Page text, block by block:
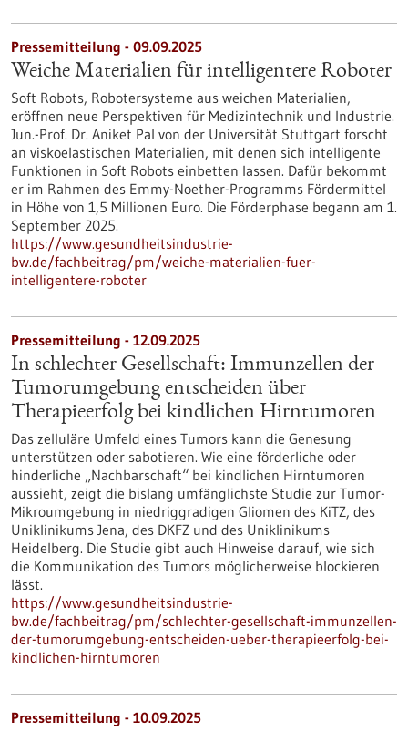
Pressemitteilung - 09.09.2025
Weiche Materialien für intelligentere Roboter
Soft Robots, Robotersysteme aus weichen Materialien,
eröffnen neue Perspektiven für Medizintechnik und Industrie.
Jun.-Prof. Dr. Aniket Pal von der Universität Stuttgart forscht
an viskoelastischen Materialien, mit denen sich intelligente
Funktionen in Soft Robots einbetten lassen. Dafür bekommt
er im Rahmen des Emmy-Noether-Programms Fördermittel
in Höhe von 1,5 Millionen Euro. Die Förderphase begann am 1.
September 2025.
https://www.gesundheitsindustrie-
bw.de/fachbeitrag/pm/weiche-materialien-fuer-
intelligentere-roboter
Pressemitteilung - 12.09.2025
In schlechter Gesellschaft: Immunzellen der
Tumorumgebung entscheiden über
Therapieerfolg bei kindlichen Hirntumoren
Das zelluläre Umfeld eines Tumors kann die Genesung
unterstützen oder sabotieren. Wie eine förderliche oder
hinderliche „Nachbarschaft“ bei kindlichen Hirntumoren
aussieht, zeigt die bislang umfänglichste Studie zur Tumor-
Mikroumgebung in niedriggradigen Gliomen des KiTZ, des
Uniklinikums Jena, des DKFZ und des Uniklinikums
Heidelberg. Die Studie gibt auch Hinweise darauf, wie sich
die Kommunikation des Tumors möglicherweise blockieren
lässt.
https://www.gesundheitsindustrie-
bw.de/fachbeitrag/pm/schlechter-gesellschaft-immunzellen-
der-tumorumgebung-entscheiden-ueber-therapieerfolg-bei-
kindlichen-hirntumoren
Pressemitteilung - 10.09.2025